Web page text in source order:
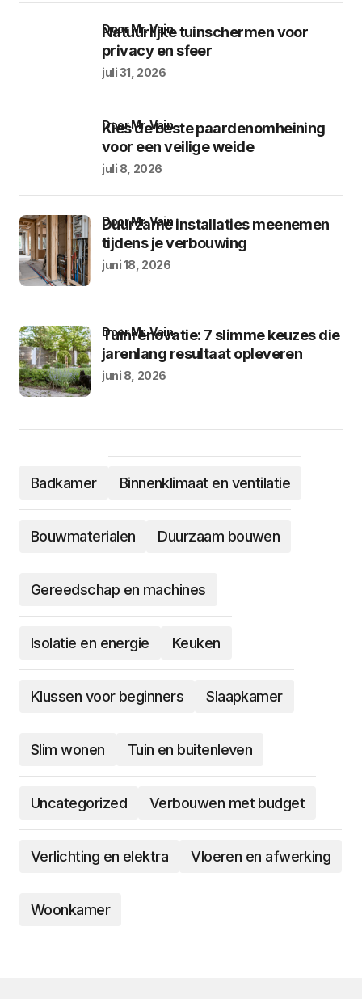
Natuurlijke tuinschermen voor
privacy en sfeer
door Mr. Vain
juli 31, 2026
Kies de beste paardenomheining
voor een veilige weide
door Mr. Vain
juli 8, 2026
Duurzame installaties meenemen
tijdens je verbouwing
door Mr. Vain
juni 18, 2026
Tuinrenovatie: 7 slimme keuzes die
jarenlang resultaat opleveren
door Mr. Vain
juni 8, 2026
Badkamer Binnenklimaat en ventilatie
Bouwmaterialen Duurzaam bouwen
Gereedschap en machines
Isolatie en energie Keuken
Klussen voor beginners Slaapkamer
Slim wonen Tuin en buitenleven
Uncategorized Verbouwen met budget
Verlichting en elektra Vloeren en afwerking
Woonkamer